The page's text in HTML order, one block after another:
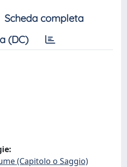
Scheda completa
(DC)
(Capitolo o Saggio)